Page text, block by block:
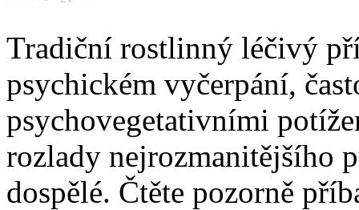
Tradiční rostlinný léčivý
psychickém vyčerpání,
psychovegetativními
rozlady nejrozmanitějšího
dospělé. Čtěte pozorně